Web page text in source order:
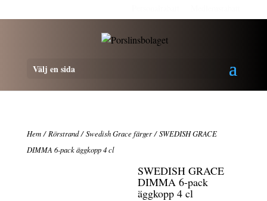
Välj en sida
Hem/ Rörstrand/Swedish Grace färger/ SWEDISH GRACE
DIMMA 6-pack äggkopp 4 cl
SWEDISH GRACE
DIMMA 6-pack
äggkopp 4 cl